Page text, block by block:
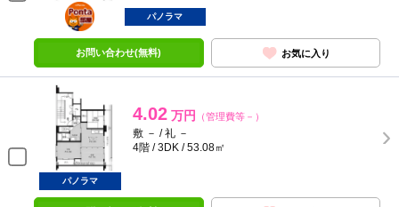
ポンタ
部屋
パノラマ
お問い合わせ(無料) お気に入り
4.02 万円 （管理費等－）
敷 － / 礼 －
4階 / 3DK / 53.08㎡
パノラマ